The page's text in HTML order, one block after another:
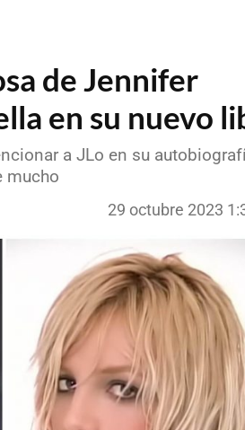
de Jennifer
en su nuevo
a JLo en su
mucho
29 octubre 2023